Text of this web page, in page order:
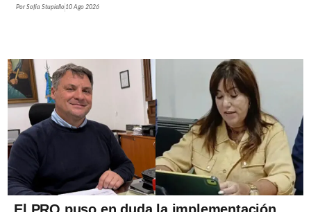
PorSofía Stupiello 10 Ago 2026
El PRO puso en duda la implementación